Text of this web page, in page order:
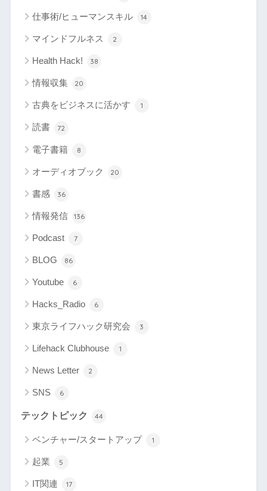
仕事術/ヒューマンスキル 14
マインドフルネス 2
Health Hack! 38
情報収集 20
古典をビジネスに活かす 1
読書 72
電子書籍 8
オーディオブック 20
書感 36
情報発信 136
Podcast 7
BLOG 86
Youtube 6
Hacks_Radio 6
東京ライフハック研究会 3
Lifehack Clubhouse 1
News Letter 2
SNS 6
テックトピック 44
ベンチャー/スタートアップ 1
起業 5
IT関連 17